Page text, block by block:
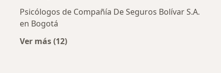
Psicólogos de Compañía De Seguros Bolívar S.A.
en Bogotá
Ver más (12)